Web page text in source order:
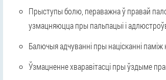
Прыступы болю, пераважна ў правай
узмацняюцца пры пальпацыі і
Балючыя адчуванні пры націсканні
Ўзмацненне хваравітасці пры ўздыме